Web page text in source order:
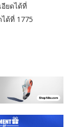
ยดได้ที่
ด้ที่ 1775